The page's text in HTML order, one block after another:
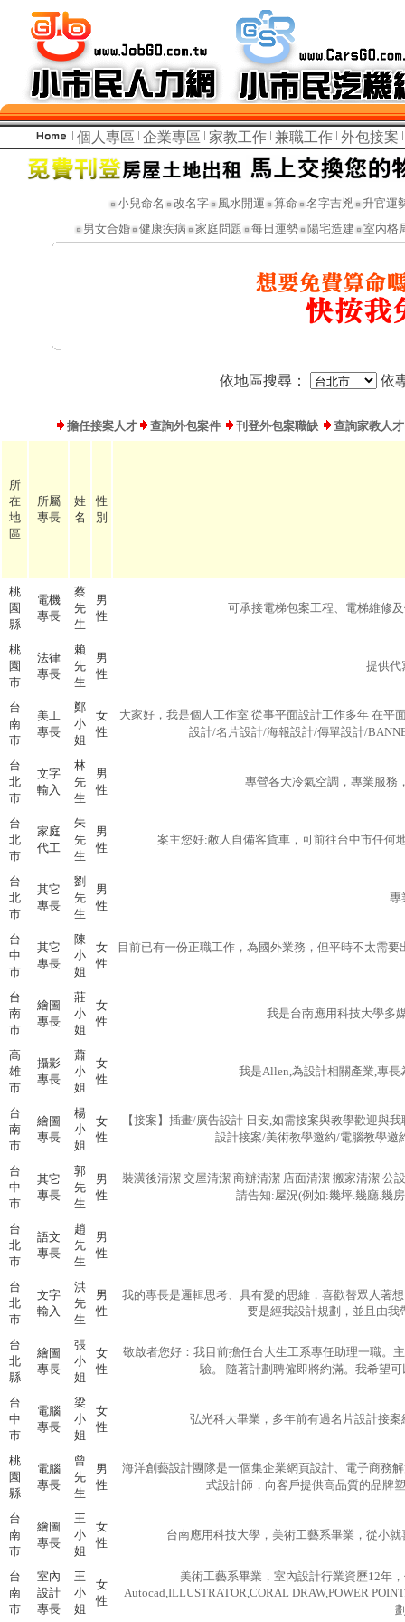
個人專區 企業專區 家教工作 兼職工作 外包接案
小兒命名 改名字 風水開運 算命 名字吉兇
升官運
男女合婚
健康疾病 家庭問題 每日運勢 陽宅造建 室內格
依地區搜尋： 依
擔任接案人才 查詢外包案件 刊登外包案職缺 查詢家教人才
所
在
地
區
所屬
專長
姓
名
性
別
桃
園
縣
電機
專長
蔡
先
生
男
性
可承接電梯包案工程、電梯維修
桃
園
市
法律
專長
賴
先
生
男
性
提供代
台
南
市
美工
專長
鄭
小
姐
女
性
大家好，我是個人工作室 從事平面設計工作多年 在平
設計/名片設計/海報設計/傳單設計/
台
北
市
文字
輸入
林
先
生
男
性
專營各大冷氣空調，專業服務
台
北
市
家庭
代工
朱
先
生
男
性
案主您好:敝人自備客貨車，可前往台中市任何
台
北
市
其它
專長
劉
先
生
男
性
專
台
中
市
其它
專長
陳
小
姐
女
性
目前已有一份正職工作，為國外業務，但平時不太需
台
南
市
繪圖
專長
莊
小
姐
女
性
我是台南應用科技大學多
高
雄
市
攝影
專長
蕭
小
姐
女
性
我是Allen,為設計相關產業,專長
台
南
市
繪圖
專長
楊
小
姐
女
性
【接案】插畫/廣告設計 日安,如需接案與教學歡迎
設計接案/美術教學邀約/電腦教學
台
中
市
其它
專長
郭
先
生
男
性
裝潢後清潔 交屋清潔 商辦清潔 店面清潔 搬家清潔 公
請告知:屋況(例如:幾坪.幾廳.幾
台
北
市
語文
專長
趙
先
生
男
性
台
北
市
文字
輸入
洪
先
生
男
性
我的專長是邏輯思考、具有愛的思維，喜歡替眾人著
要是經我設計規劃，並且由我
台
北
縣
繪圖
專長
張
小
姐
女
性
敬啟者您好：我目前擔任台大生工系專任助理一職。
驗。 隨著計劃聘僱即將約滿。我希望
台
中
市
電腦
專長
梁
小
姐
女
性
弘光科大畢業，多年前有過名片設計接
桃
園
縣
電腦
專長
曾
先
生
男
性
海洋創藝設計團隊是一個集企業網頁設計、電子商務
式設計師，向客戶提供高品質的品牌
台
南
市
繪圖
專長
王
小
姐
女
性
台南應用科技大學，美術工藝系畢業，從小
台
南
市
室內
設計
專長
王
小
姐
女
性
美術工藝系畢業，室內設計行業資歷12年
Autocad,ILLUSTRATOR,CORAL DRAW,POWER